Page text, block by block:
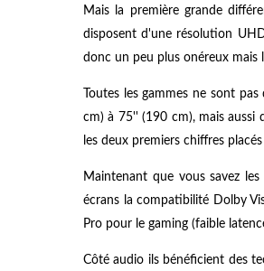
Mais la première grande
disposent d'une résolution
donc un peu plus onéreux mais
Toutes les gammes ne sont
cm) à 75'' (190 cm), mais aussi
les deux premiers chiffres
Maintenant que vous savez
écrans la compatibilité Dolby
Pro pour le gaming (faible
Côté audio ils bénéficient des